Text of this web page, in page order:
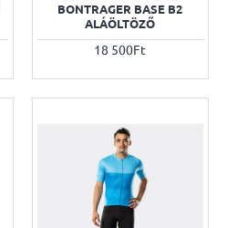
BONTRAGER BASE B2
ALÁÖLTÖZŐ
18 500Ft